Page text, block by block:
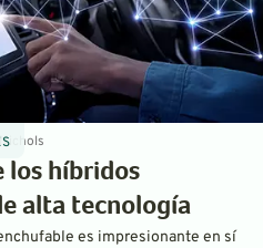
los híbridos
alta tecnología
es impresionante en sí